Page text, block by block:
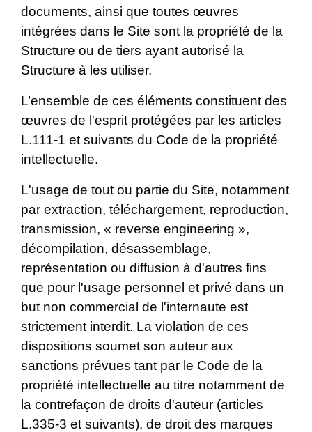
documents, ainsi que toutes œuvres
intégrées dans le Site sont la propriété de la
Structure ou de tiers ayant autorisé la
Structure à les utiliser.
L’ensemble de ces éléments constituent des
œuvres de l'esprit protégées par les articles
L.111-1 et suivants du Code de la propriété
intellectuelle.
L'usage de tout ou partie du Site, notamment
par extraction, téléchargement, reproduction,
transmission, « reverse engineering »,
décompilation, désassemblage,
représentation ou diffusion à d'autres fins
que pour l'usage personnel et privé dans un
but non commercial de l'internaute est
strictement interdit. La violation de ces
dispositions soumet son auteur aux
sanctions prévues tant par le Code de la
propriété intellectuelle au titre notamment de
la contrefaçon de droits d'auteur (articles
L.335-3 et suivants), de droit des marques